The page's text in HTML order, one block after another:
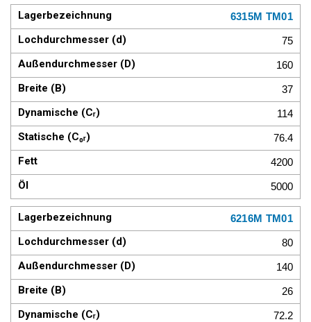
6315M TM01
75
160
37
114
76.4
4200
5000
6216M TM01
80
140
26
72.2